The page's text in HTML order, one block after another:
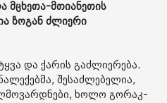
მცხეთა-მთიანეთის
ზოგან ძლიერი
და ქარის გაძლიერება.
შესაძლებელია,
ხოლო გორაკ-